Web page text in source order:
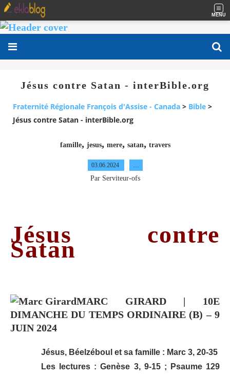
MENU
Jésus contre Satan - interBible.org
Fraternité Régionale François d'Assise - Canada > Bible >
Jésus contre Satan - interBible.org
famille, jesus, mere, satan, travers
03.06.2024
Par Serviteur-ofs
Jésus contre
Satan
MARC GIRARD | 10E
DIMANCHE DU TEMPS ORDINAIRE (B) – 9
JUIN 2024
Jésus, Béelzéboul et sa famille : Marc 3, 20-35
Les lectures : Genèse 3, 9-15 ; Psaume 129